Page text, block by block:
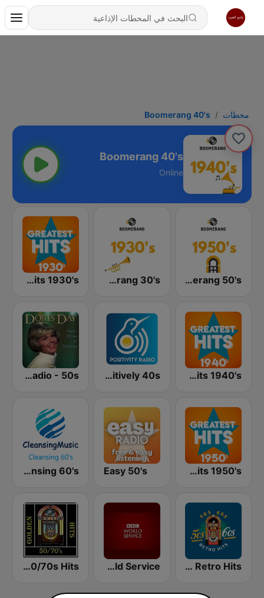
محطات Boomerang 40's
Boomerang 40's
Online
Boomerang 50's
Boomerang 30's
Greatest Hits 1930's
Greatest Hits 1940's
Positively 40s
GotRadio - 50s
Greatest Hits 1950's
Easy 50's
Cleansing 60's
50s 60s Retro Hits
BBC World Service
Golden 50/70s Hits